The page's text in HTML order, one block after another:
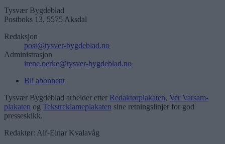
Tysvær Bygdeblad
Postboks 13, 5575 Aksdal
Redaksjon
post@tysver-bygdeblad.no
Administrasjon
irene.oerke@tysver-bygdeblad.no
Bli abonnent
Tysvær Bygdeblad arbeider etter Redaktørplakaten, Ver Varsam-
plakaten og Tekstreklameplakaten sine retningslinjer for god
presseskikk.
Redaktør: Alf-Einar Kvalavåg